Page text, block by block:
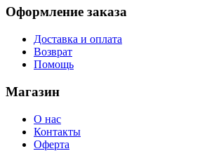
Оформление заказа
Доставка и оплата
Возврат
Помощь
Магазин
О нас
Контакты
Оферта